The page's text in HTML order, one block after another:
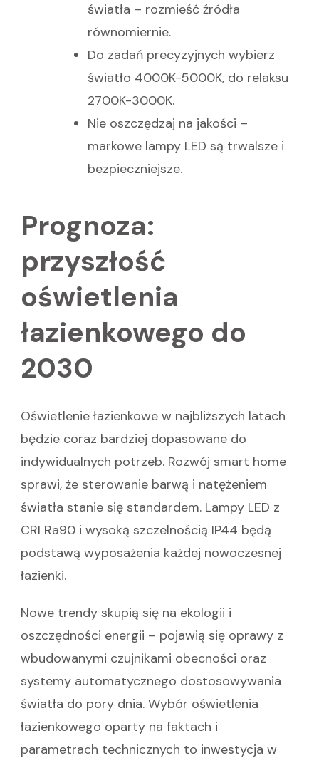
światła – rozmieść źródła
równomiernie.
Do zadań precyzyjnych wybierz
światło 4000K-5000K, do relaksu
2700K-3000K.
Nie oszczędzaj na jakości –
markowe lampy LED są trwalsze i
bezpieczniejsze.
Prognoza:
przyszłość
oświetlenia
łazienkowego do
2030
Oświetlenie łazienkowe w najbliższych latach
będzie coraz bardziej dopasowane do
indywidualnych potrzeb. Rozwój smart home
sprawi, że sterowanie barwą i natężeniem
światła stanie się standardem. Lampy LED z
CRI Ra90 i wysoką szczelnością IP44 będą
podstawą wyposażenia każdej nowoczesnej
łazienki.
Nowe trendy skupią się na ekologii i
oszczędności energii – pojawią się oprawy z
wbudowanymi czujnikami obecności oraz
systemy automatycznego dostosowywania
światła do pory dnia. Wybór oświetlenia
łazienkowego oparty na faktach i
parametrach technicznych to inwestycja w